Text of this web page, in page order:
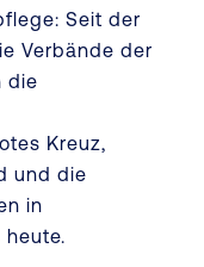
Seit der
Verbände der
die
Kreuz,
und die
in
heute.